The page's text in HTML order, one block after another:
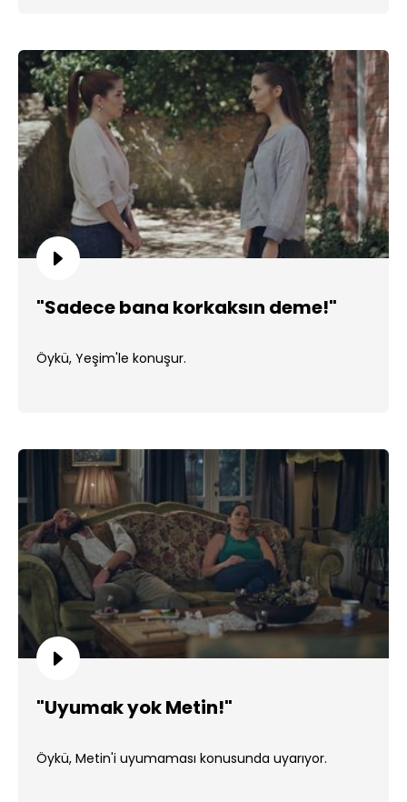
"Sadece bana korkaksın deme!"
Öykü, Yeşim'le konuşur.
"Uyumak yok Metin!"
Öykü, Metin'i uyumaması konusunda uyarıyor.